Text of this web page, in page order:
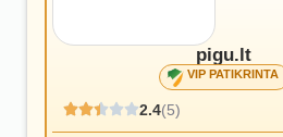
pigu.lt
VIP PATIKRINTA
2.4(5)